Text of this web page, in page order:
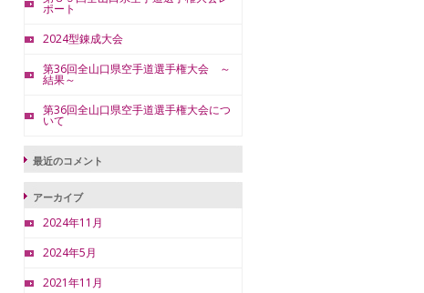
ポート
2024型錬成大会
第36回全山口県空手道選手権大会 ～
結果～
第36回全山口県空手道選手権大会につ
いて
最近のコメント
アーカイブ
2024年11月
2024年5月
2021年11月